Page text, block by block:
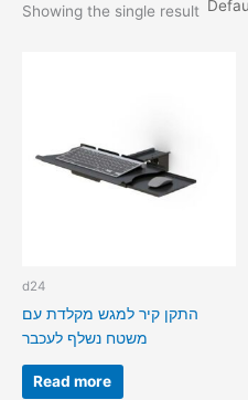
Showing the single result
d24
התקן קיר למגש מקלדת עם
משטח נשלף לעכבר
Read more